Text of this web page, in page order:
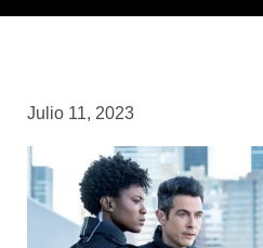
Julio 11, 2023